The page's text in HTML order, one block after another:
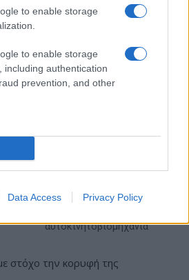
to enable storage
to enable storage
including authentication
prevention, and other
Data Access Privacy Policy
Επιτροπή και νέο Διοικητικό
Γαληνός Γιαγλής
Σε κινεζική… πολιορκία η
αυτοκινητοβιομηχανία